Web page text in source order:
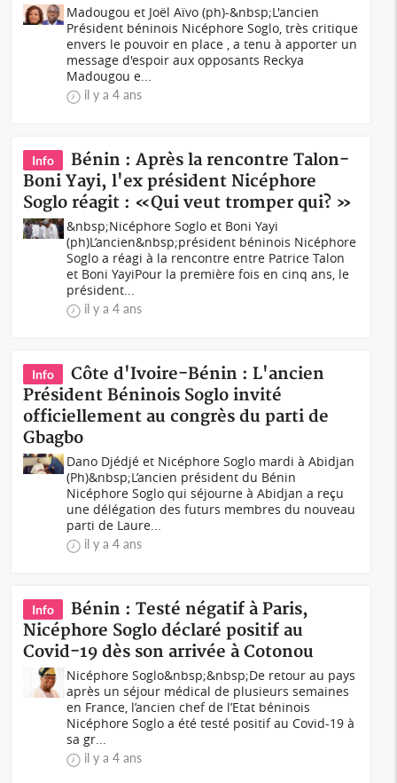
Madougou et Joël Aïvo (ph)-&nbsp;L'ancien
Président béninois Nicéphore Soglo, très critique
envers le pouvoir en place , a tenu à apporter un
message d'espoir aux opposants Reckya
Madougou e...
il y a 4 ans
Info
Bénin : Après la rencontre Talon-
Boni Yayi, l'ex président Nicéphore
Soglo réagit : «Qui veut tromper qui? »
&nbsp;Nicéphore Soglo et Boni Yayi
(ph)L’ancien&nbsp;président béninois Nicéphore
Soglo a réagi à la rencontre entre Patrice Talon
et Boni YayiPour la première fois en cinq ans, le
président...
il y a 4 ans
Info
Côte d'Ivoire-Bénin : L'ancien
Président Béninois Soglo invité
officiellement au congrès du parti de
Gbagbo
Dano Djédjé et Nicéphore Soglo mardi à Abidjan
(Ph)&nbsp;L’ancien président du Bénin
Nicéphore Soglo qui séjourne à Abidjan a reçu
une délégation des futurs membres du nouveau
parti de Laure...
il y a 4 ans
Info
Bénin : Testé négatif à Paris,
Nicéphore Soglo déclaré positif au
Covid-19 dès son arrivée à Cotonou
Nicéphore Soglo&nbsp;&nbsp;De retour au pays
après un séjour médical de plusieurs semaines
en France, l’ancien chef de l’Etat béninois
Nicéphore Soglo a été testé positif au Covid-19 à
sa gr...
il y a 4 ans